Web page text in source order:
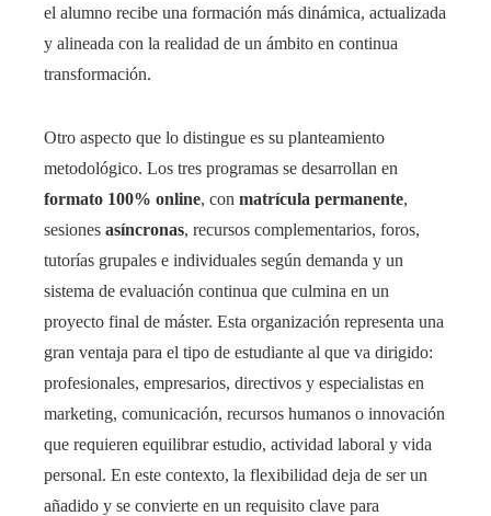
el alumno recibe una formación más dinámica, actualizada
y alineada con la realidad de un ámbito en continua
transformación.
Otro aspecto que lo distingue es su planteamiento
metodológico. Los tres programas se desarrollan en
formato 100% online, con matrícula permanente,
sesiones asíncronas, recursos complementarios, foros,
tutorías grupales e individuales según demanda y un
sistema de evaluación continua que culmina en un
proyecto final de máster. Esta organización representa una
gran ventaja para el tipo de estudiante al que va dirigido:
profesionales, empresarios, directivos y especialistas en
marketing, comunicación, recursos humanos o innovación
que requieren equilibrar estudio, actividad laboral y vida
personal. En este contexto, la flexibilidad deja de ser un
añadido y se convierte en un requisito clave para